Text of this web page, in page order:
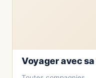
Voyager avec